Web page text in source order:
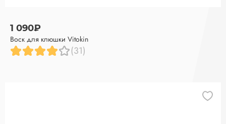
1 090₽
Воск для клюшки Vitokin
(31)